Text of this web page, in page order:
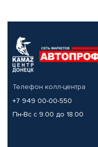
Телефон колл-центра
+7 949 00-00-550
Пн-Вс с 9.00 до 18.00